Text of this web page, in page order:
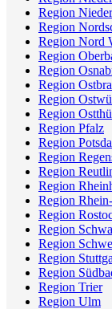
Region
Region
Region Nord
Region
Region
Region
Region
Region
Region Pfalz
Region
Region
Region
Region
Region
Region
Region
Region
Region
Region
Region Trier
Region Ulm